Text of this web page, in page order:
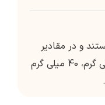
و در مقادیر
مختلف مانند 10 میلی گرم، 20 میلی گرم، 40 میلی گرم